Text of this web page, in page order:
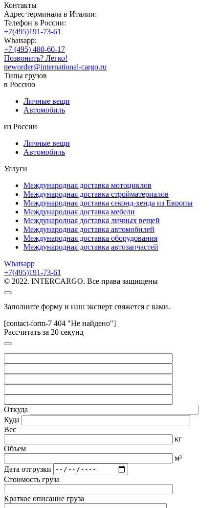
Контакты
Адрес терминала в Италии:
Телефон в России:
+7(495)191-73-61
Whatsapp:
+7 (495) 480-60-17
Позвонить? Легко!
neworder@international-cargo.ru
Типы грузов
в Россию
Личные вещи
Автомобиль
из России
Личные вещи
Автомобиль
Услуги
Международная доставка мотоциклов
Международная доставка стройматериалов
Международная доставка секонд-хенда из Европы
Международная доставка мебели
Международная доставка личных вещей
Международная доставка автомобилей
Международная доставка оборудования
Международная доставка автозапчастей
Whatsapp
+7(495)191-73-61
© 2022. INTERCARGO. Все права защищены
Заполните форму и наш эксперт свяжется с вами.
[contact-form-7 404 "Не найдено"]
Рассчитать за 20 секунд
Откуда
Куда
Вес
кг
Объем
м³
Дата отгрузки
Стоимость груза
Краткое описание груза